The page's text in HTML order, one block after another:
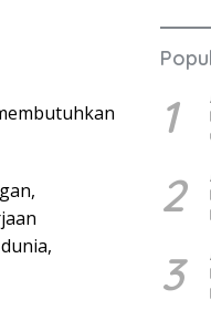
1
2
3